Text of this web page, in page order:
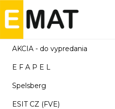
AKCIA - do vypredania
E F A P E L
Spelsberg
ESIT CZ (FVE)